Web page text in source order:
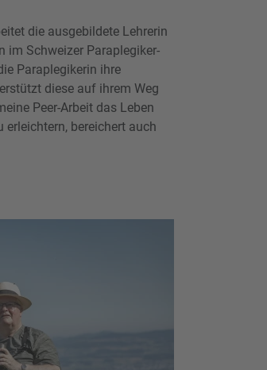
die ausgebildete Lehrerin
im Schweizer Paraplegiker-
Paraplegikerin ihre
diese auf ihrem Weg
Peer-Arbeit das Leben
bereichert auch